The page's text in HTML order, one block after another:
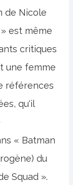
de Nicole
est même
critiques
une femme
références
qu'il
« Batman
du
Squad ».